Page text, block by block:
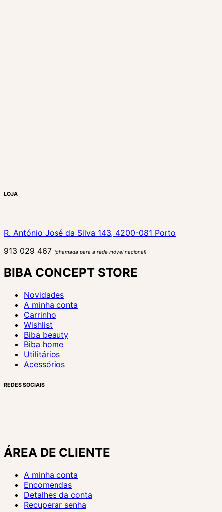
LOJA
R. António José da Silva 143, 4200-081 Porto
913 029 467 (chamada para a rede móvel nacional)
BIBA CONCEPT STORE
Novidades
A minha conta
Carrinho
Wishlist
Biba beauty
Biba home
Utilitários
Acessórios
REDES SOCIAIS
ÁREA DE CLIENTE
A minha conta
Encomendas
Detalhes da conta
Recuperar senha